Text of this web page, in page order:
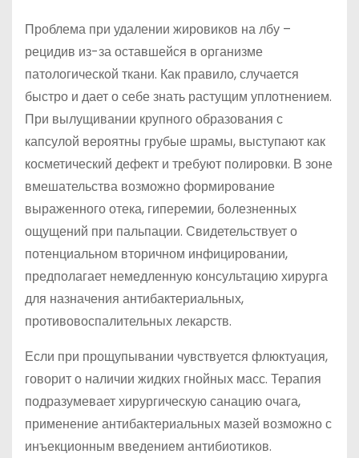
Проблема при удалении жировиков на лбу –
рецидив из-за оставшейся в организме
патологической ткани. Как правило, случается
быстро и дает о себе знать растущим уплотнением.
При вылущивании крупного образования с
капсулой вероятны грубые шрамы, выступают как
косметический дефект и требуют полировки. В зоне
вмешательства возможно формирование
выраженного отека, гиперемии, болезненных
ощущений при пальпации. Свидетельствует о
потенциальном вторичном инфицировании,
предполагает немедленную консультацию хирурга
для назначения антибактериальных,
противовоспалительных лекарств.
Если при прощупывании чувствуется флюктуация,
говорит о наличии жидких гнойных масс. Терапия
подразумевает хирургическую санацию очага,
применение антибактериальных мазей возможно с
инъекционным введением антибиотиков.